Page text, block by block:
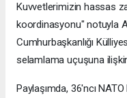
Kuvvetlerimizin hassas
koordinasyonu" notuyla
Cumhurbaşkanlığı
selamlama uçuşuna
Paylaşımda, 36'ncı